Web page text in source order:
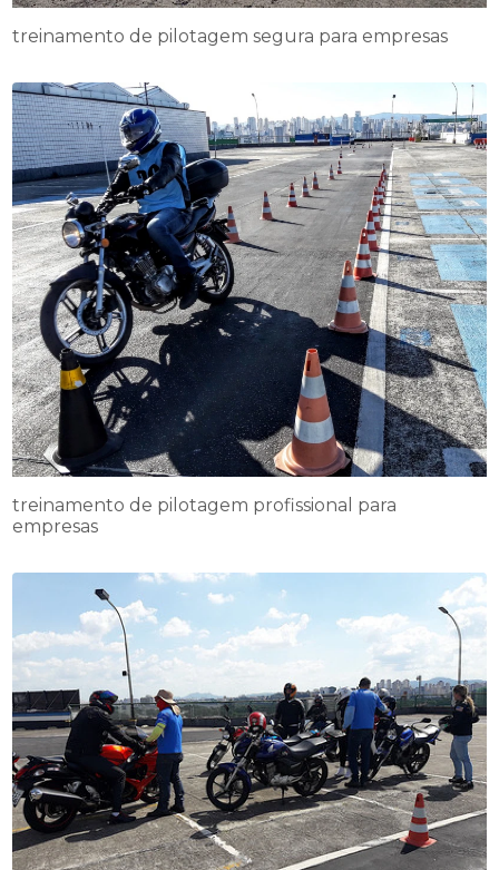
treinamento de pilotagem segura para empresas
treinamento de pilotagem profissional para
empresas